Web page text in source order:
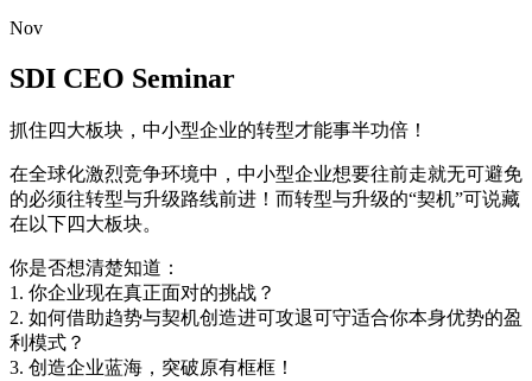
Nov
SDI CEO Seminar
抓住四大板块，中小型企业的转型才能事半功倍！
在全球化激烈竞争环境中，中小型企业想要往前走就无可避免
的必须往转型与升级路线前进！而转型与升级的“契机”可说藏
在以下四大板块。
你是否想清楚知道：
1. 你企业现在真正面对的挑战？
2. 如何借助趋势与契机创造进可攻退可守适合你本身优势的盈
利模式？
3. 创造企业蓝海，突破原有框框！